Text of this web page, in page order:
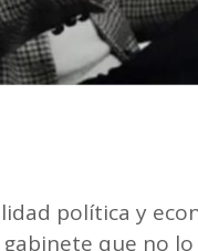
política y
que no lo